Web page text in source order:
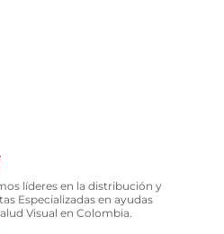
líderes en la distribución y
Especializadas en ayudas
Visual en Colombia.